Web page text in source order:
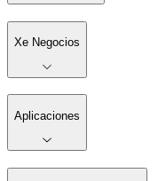
Xe Negocios
Aplicaciones